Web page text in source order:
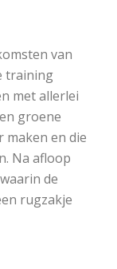
van
training
met allerlei
groene
en die
Na afloop
de
rugzakje